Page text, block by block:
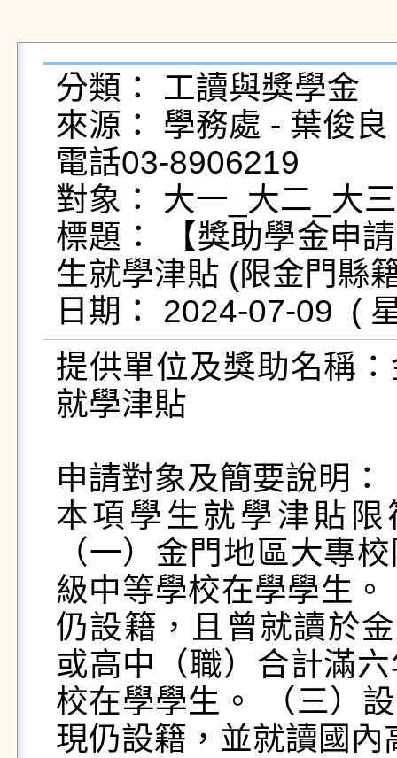
分類： 工讀與獎學金
來源： 學務處 - 葉俊
電話03-8906219
對象： 大一_大二_大三
標題： 【獎助學金申
生就學津貼 (限金門縣
提供單位及獎助名稱
就學津貼
申請對象及簡要說明：
本項學生就學津貼
（一）金門地區大專
級中等學校在學學生
仍設籍，且曾就讀於
或高中（職）合計滿
校在學學生。 （三）
現仍設籍，並就讀國